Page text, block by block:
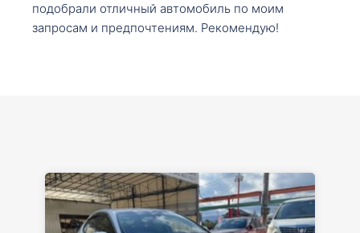
подобрали отличный автомобиль по моим
запросам и предпочтениям. Рекомендую!